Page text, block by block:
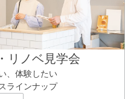
リノベ見学会
、体験したい
ラインナップ